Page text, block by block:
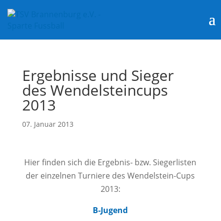
Ergebnisse und Sieger
des Wendelsteincups
2013
07. Januar 2013
Hier finden sich die Ergebnis- bzw. Siegerlisten
der einzelnen Turniere des Wendelstein-Cups
2013:
B-Jugend